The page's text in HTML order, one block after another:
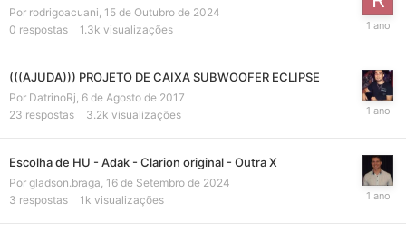
Por rodrigoacuani 15 de Outubro de 2024
0 respostas 1.3k visualizações
(((AJUDA))) PROJETO DE CAIXA SUBWOOFER ECLIPSE
Por DatrinoRj 6 de Agosto de 2017
23 respostas 3.2k visualizações
Escolha de HU - Adak - Clarion original - Outra X
Por gladson.braga 16 de Setembro de 2024
3 respostas 1k visualizações